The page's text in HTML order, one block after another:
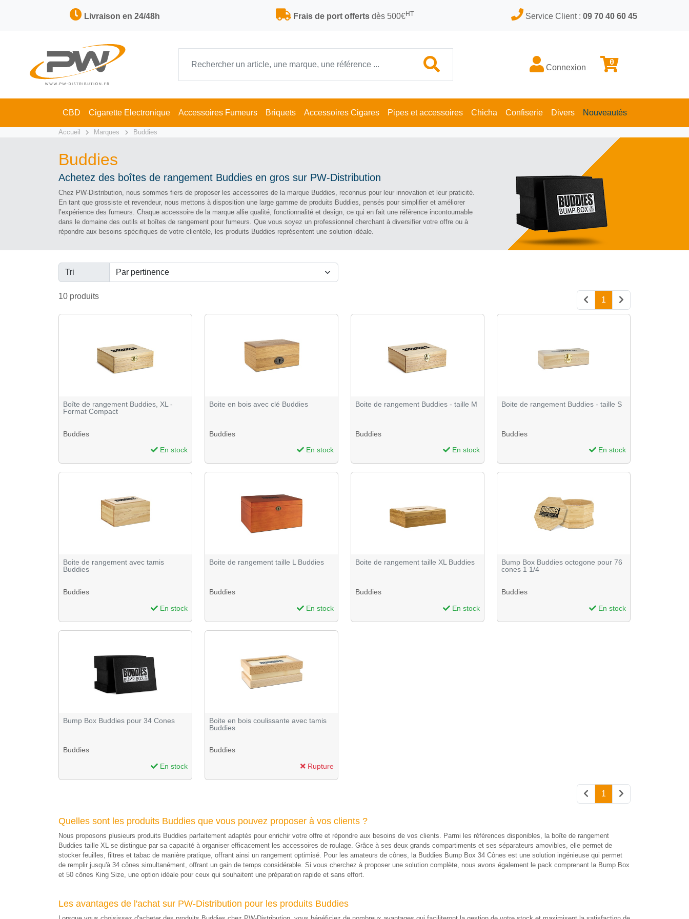
Livraison en 24/48h Frais de port offertsdès 500€HT Service Client : 09 70 40 60 45
Connexion
0
CBD Cigarette Electronique Accessoires Fumeurs Briquets Accessoires Cigares Pipes et accessoires Chicha Confiserie Divers Nouveautés
Accueil Marques Buddies
Buddies
Achetez des boîtes de rangement Buddies en gros sur PW-Distribution
Chez PW-Distribution, nous sommes fiers de proposer les accessoires de la marque Buddies, reconnus pour leur innovation et leur praticité.
En tant que grossiste et revendeur, nous mettons à disposition une large gamme de produits Buddies, pensés pour simplifier et améliorer
l’expérience des fumeurs. Chaque accessoire de la marque allie qualité, fonctionnalité et design, ce qui en fait une référence incontournable
dans le domaine des outils et boîtes de rangement pour fumeurs. Que vous soyez un professionnel cherchant à diversifier votre offre ou à
répondre aux besoins spécifiques de votre clientèle, les produits Buddies représentent une solution idéale.
Tri
10 produits 1
Boîte de rangement Buddies, XL -
Format Compact
Buddies
En stock
Boite en bois avec clé Buddies
Buddies
En stock
Boite de rangement Buddies - taille M
Buddies
En stock
Boite de rangement Buddies - taille S
Buddies
En stock
Boite de rangement avec tamis
Buddies
Buddies
En stock
Boite de rangement taille L Buddies
Buddies
En stock
Boite de rangement taille XL Buddies
Buddies
En stock
Bump Box Buddies octogone pour 76
cones 1 1/4
Buddies
En stock
Bump Box Buddies pour 34 Cones
Buddies
En stock
Boite en bois coulissante avec tamis
Buddies
Buddies
Rupture
1
Quelles sont les produits Buddies que vous pouvez proposer à vos clients ?
Nous proposons plusieurs produits Buddies parfaitement adaptés pour enrichir votre offre et répondre aux besoins de vos clients. Parmi les références disponibles, la boîte de rangement
Buddies taille XL se distingue par sa capacité à organiser efficacement les accessoires de roulage. Grâce à ses deux grands compartiments et ses séparateurs amovibles, elle permet de
stocker feuilles, filtres et tabac de manière pratique, offrant ainsi un rangement optimisé. Pour les amateurs de cônes, la Buddies Bump Box 34 Cônes est une solution ingénieuse qui permet
de remplir jusqu'à 34 cônes simultanément, offrant un gain de temps considérable. Si vous cherchez à proposer une solution complète, nous avons également le pack comprenant la Bump Box
et 50 cônes King Size, une option idéale pour ceux qui souhaitent une préparation rapide et sans effort.
Les avantages de l'achat sur PW-Distribution pour les produits Buddies